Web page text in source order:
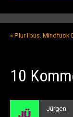
«Plur1bus. Mindfuck
10
Jürgen